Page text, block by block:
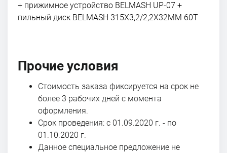
+ прижимное устройство BELMASH UP-07 +
пильный диск BELMASH 315Х3,2/2,2Х32ММ 60Т
Прочие условия
Стоимость заказа фиксируется на срок не
более 3 рабочих дней с момента
оформления.
Срок проведения: с 01.09.2020 г. - по
01.10.2020 г.
Данное специальное предложение не